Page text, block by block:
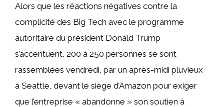
Alors que les réactions négatives contre la
complicité des Big Tech avec le programme
autoritaire du président Donald Trump
s’accentuent, 200 à 250 personnes se sont
rassemblées vendredi, par un après-midi pluvieux
à Seattle, devant le siège d’Amazon pour exiger
que l’entreprise « abandonne » son soutien à